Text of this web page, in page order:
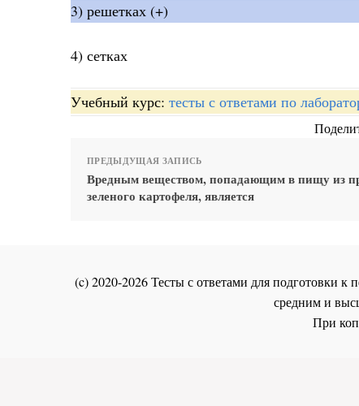
3) решетках (+)
4) сетках
Учебный курс: тесты с ответами по
ПРЕДЫДУЩАЯ ЗАПИСЬ
Вредным веществом, попадающим в пищу из
зеленого картофеля, является
(c) 2020-2026 Тесты с ответами для подготовки
средним и
При